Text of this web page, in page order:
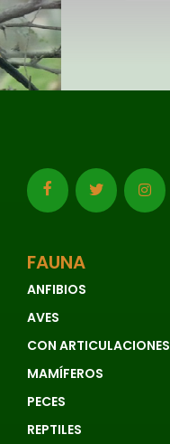
FAUNA
ANFIBIOS
AVES
CON ARTICULACIONES
MAMÍFEROS
PECES
REPTILES